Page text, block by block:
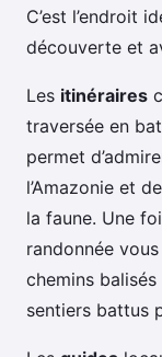
C’est l’endroit
découverte et
Les itinéraires
traversée en
permet
l’Amazonie et
la faune. Une
randonnée
chemins
sentiers battus